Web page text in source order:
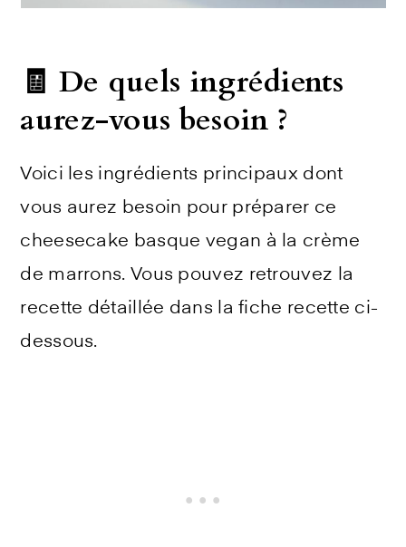
🧾 De quels ingrédients
aurez-vous besoin ?
Voici les ingrédients principaux dont
vous aurez besoin pour préparer ce
cheesecake basque vegan à la crème
de marrons. Vous pouvez retrouvez la
recette détaillée dans la fiche recette ci-
dessous.